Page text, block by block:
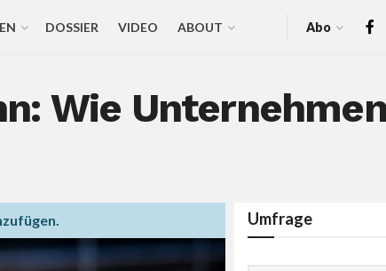
DOSSIER VIDEO ABOUT Abo
Wie
Umfrage